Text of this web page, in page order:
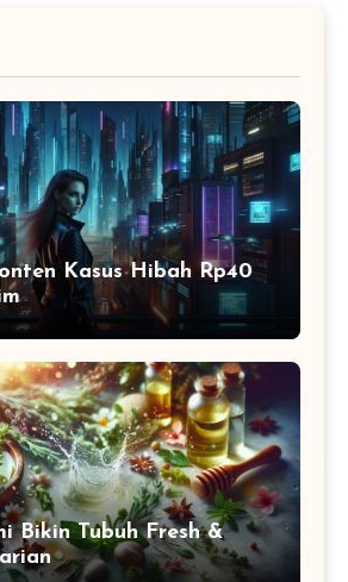
Kasus Hibah Rp40
Bikin Tubuh Fresh &